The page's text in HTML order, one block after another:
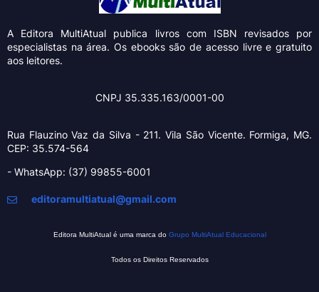
A Editora MultiAtual publica livros com ISBN revisados por
especialistas na área. Os ebooks são de acesso livre e gratuito
aos leitores.
CNPJ 35.335.163/0001-00
Rua Flauzino Vaz da Silva - 211.Vila São Vicente. Formiga, MG.
CEP: 35.574-564
- WhatsApp: (37) 99855-6001
editoramultiatual@gmail.com
Editora MultiAtual é uma marca do Grupo MultiAtual Educacional
Todos os Direitos Reservados